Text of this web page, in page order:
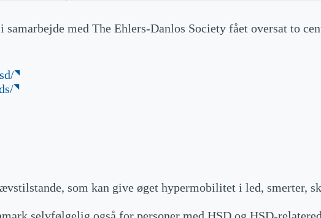
med The Ehlers-Danlos Society fået oversat to
som kan give øget hypermobilitet i led, smerter,